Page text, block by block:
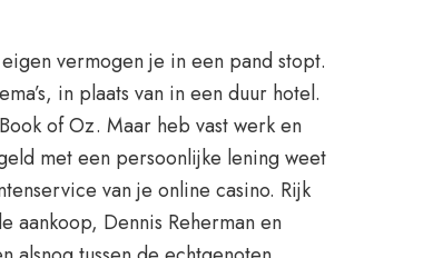
vermogen je in een pand stopt.
in plaats van in een duur hotel.
of Oz. Maar heb vast werk en
met een persoonlijke lening weet
van je online casino. Rijk
aankoop, Dennis Reherman en